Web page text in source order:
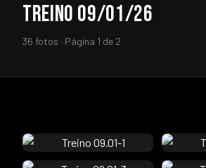
TREINO 09/01/26
36 fotos · Página 1 de 2